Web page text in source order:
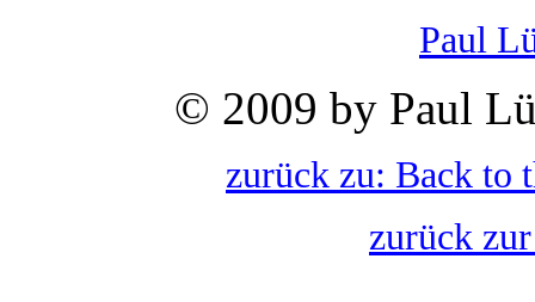
Paul
© 2009 by Paul
zurück zu: Back to
zurück